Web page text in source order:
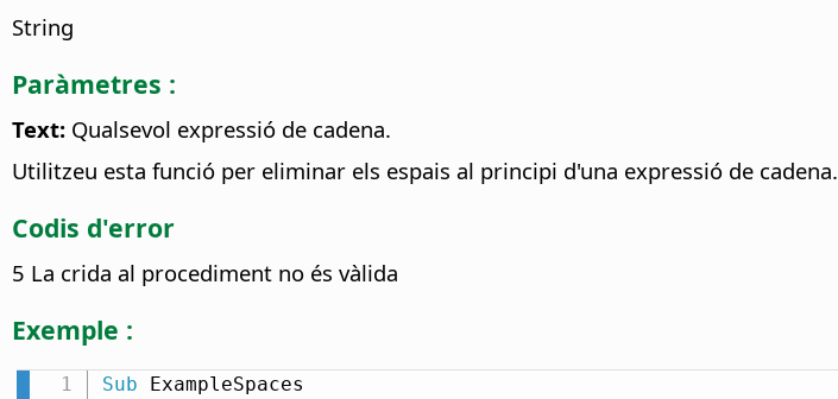
String
Paràmetres :
Text: Qualsevol expressió de cadena.
Utilitzeu esta funció per eliminar els espais al principi d'una expressió de cadena.
Codis d'error
5 La crida al procediment no és vàlida
Exemple :
Sub